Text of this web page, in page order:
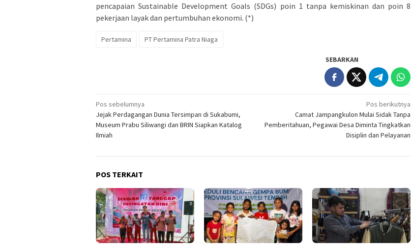
pencapaian Sustainable Development Goals (SDGs) poin 1 tanpa kemiskinan dan poin 8
pekerjaan layak dan pertumbuhan ekonomi. (*)
Pertamina PT Pertamina Patra Niaga
SEBARKAN
Navigasi
pos
Pos sebelumnya
Jejak Perdagangan Dunia Tersimpan di Sukabumi,
Museum Prabu Siliwangi dan BRIN Siapkan Katalog
Ilmiah
Pos berikutnya
Camat Jampangkulon Mulai Sidak Tanpa
Pemberitahuan, Pegawai Desa Diminta Tingkatkan
Disiplin dan Pelayanan
POS TERKAIT